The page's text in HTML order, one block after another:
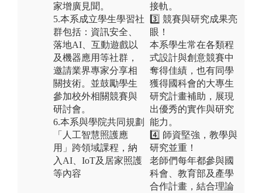
家增廣見聞。
5.本系成立學生學習社
群包括：資訊安全、
落地AI、互動遊戲以
及機器應用等社群，
邀請業界專家分享相
關技術。並鼓勵學生
參加校外相關競賽與
研討會。
6.本系與學院共同規劃
「人工智慧照護應
用」跨領域課程，納
入AI、IoT及居家照護
等內容
接軌。
3️⃣ 競賽與研究成果亮
眼！
本系學生常在各類程
式設計與創意競賽中
奪得佳績，也有同學
獲得國科會的大專生
研究計畫補助，展現
出優秀的實作與研究
能力。
4️⃣ 師資堅強，教學與
研究並重！
老師們每年都參與國
科會、教育部及產學
合作計畫，結合理論